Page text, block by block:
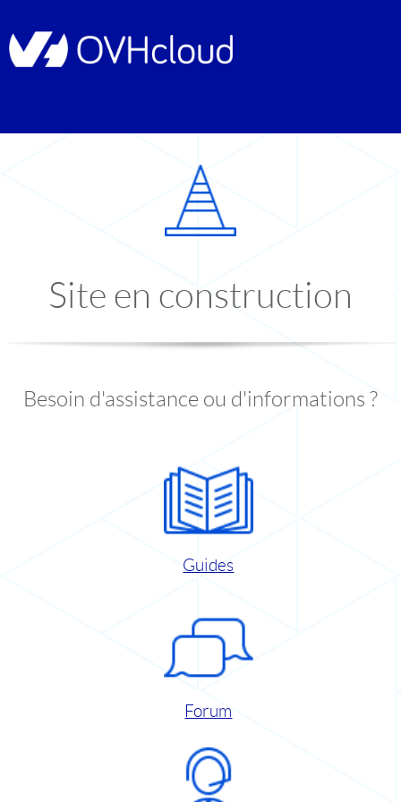
Site en construction
Besoin d'assistance ou d'informations ?
Guides
Forum